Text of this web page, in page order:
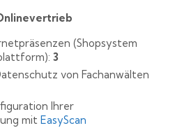
(Shopsystem
3
von Fachanwälten
Ihrer
mit EasyScan